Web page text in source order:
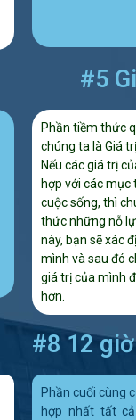
#5
Phần tiềm thức
chúng ta là Giá
Nếu các giá trị
hợp với các
cuộc sống, thì
thức những nỗ
này, bạn sẽ xác
mình và sau đó
giá trị của mình
hơn.
#8 12
Phần cuối cùng
hợp nhất tất